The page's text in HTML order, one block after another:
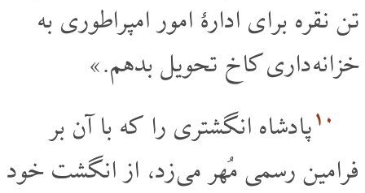
تن نقره برای ادارۀ امور امپراطوری به
خزانه داری کاخ تحویل بدهم.»
۱۰پادشاه انگشتری را که با آن بر
فرامین رسمی مُهر می زد، از انگشت خود